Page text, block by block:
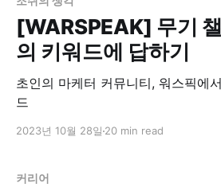
[WARSPEAK] 무기
의 키워드에 답하기
초인의 마케터 커뮤니티, 워스픽에
드
2023년 10월 28일 20 min read
커리어